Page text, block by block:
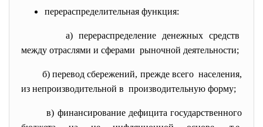
перераспределительная функция:
а) перераспределение денежных средств
между отраслями и сферами рыночной деятельности;
б) перевод сбережений, прежде всего населения,
из непроизводительной в производительную форму;
в) финансирование дефицита государственного